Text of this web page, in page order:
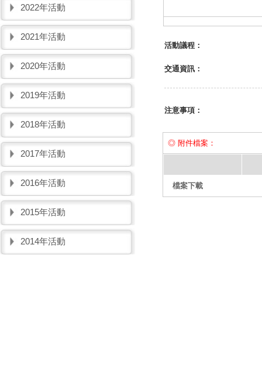
2022年活動
2021年活動
2020年活動
2019年活動
2018年活動
2017年活動
2016年活動
2015年活動
2014年活動
活動議程：
交通資訊：
注意事項：
◎ 附件檔案：
檔案下載